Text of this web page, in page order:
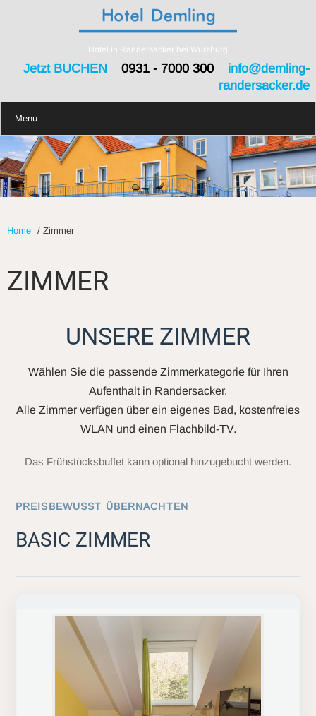
Hotel in Randersacker bei Würzburg
Jetzt BUCHEN0931 - 7000 300 info@demling-
randersacker.de
Menu
Home / Zimmer
ZIMMER
UNSERE ZIMMER
Wählen Sie die passende Zimmerkategorie für Ihren
Aufenthalt in Randersacker.
Alle Zimmer verfügen über ein eigenes Bad, kostenfreies
WLAN und einen Flachbild-TV.
Das Frühstücksbuffet kann optional hinzugebucht werden.
PREISBEWUSST ÜBERNACHTEN
BASIC ZIMMER